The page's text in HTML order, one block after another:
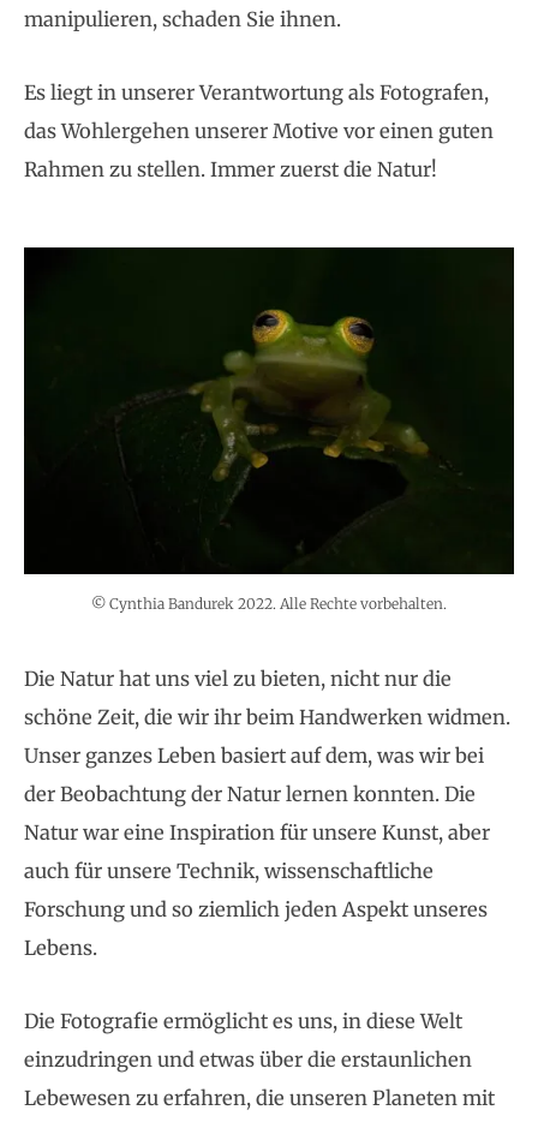
manipulieren, schaden Sie ihnen.
Es liegt in unserer Verantwortung als Fotografen,
das Wohlergehen unserer Motive vor einen guten
Rahmen zu stellen. Immer zuerst die Natur!
© Cynthia Bandurek 2022. Alle Rechte vorbehalten.
Die Natur hat uns viel zu bieten, nicht nur die
schöne Zeit, die wir ihr beim Handwerken widmen.
Unser ganzes Leben basiert auf dem, was wir bei
der Beobachtung der Natur lernen konnten. Die
Natur war eine Inspiration für unsere Kunst, aber
auch für unsere Technik, wissenschaftliche
Forschung und so ziemlich jeden Aspekt unseres
Lebens.
Die Fotografie ermöglicht es uns, in diese Welt
einzudringen und etwas über die erstaunlichen
Lebewesen zu erfahren, die unseren Planeten mit